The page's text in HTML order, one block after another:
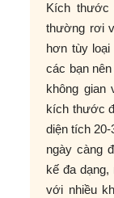
Kích thước
thường rơi
hơn tùy loại
các bạn
không gian
kích thước
diện tích
ngày càng
kế đa dạng,
với nhiều